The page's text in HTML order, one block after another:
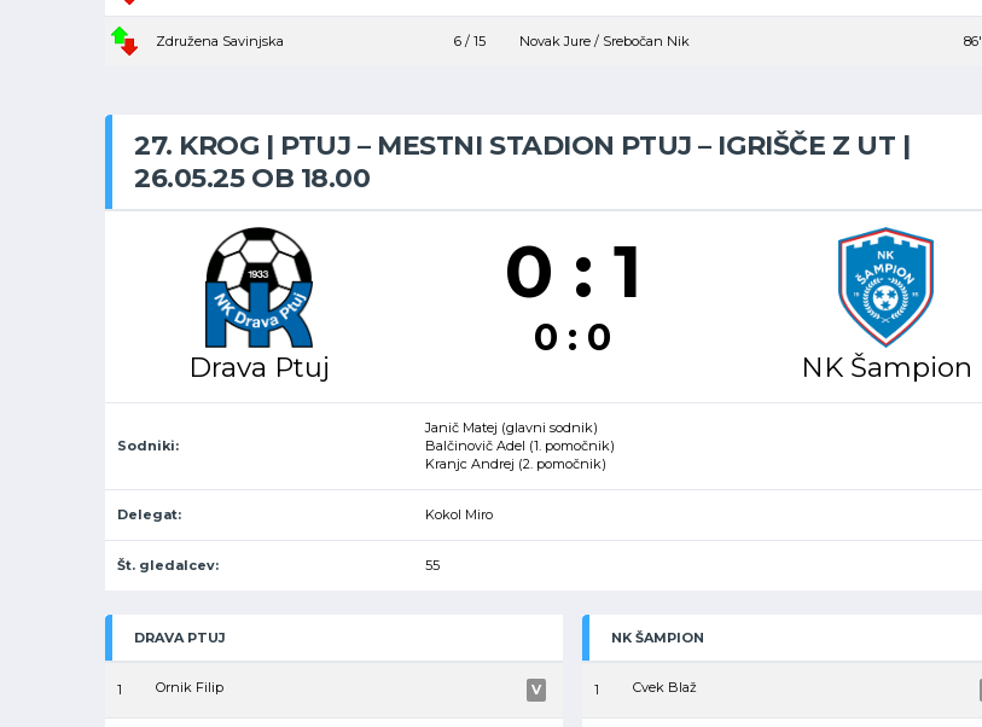
Združena Savinjska 6 / 15 Novak Jure / Srebočan Nik 86′
27. KROG | PTUJ – MESTNI STADION PTUJ – IGRIŠČE Z UT |
26.05.25 OB 18.00
Drava Ptuj
0 : 1
0 : 0
NK Šampion
Sodniki:
Janič Matej (glavni sodnik)
Balčinovič Adel (1. pomočnik)
Kranjc Andrej (2. pomočnik)
Delegat: Kokol Miro
Št. gledalcev: 55
DRAVA PTUJ
1 Ornik Filip V
NK ŠAMPION
1 Cvek Blaž